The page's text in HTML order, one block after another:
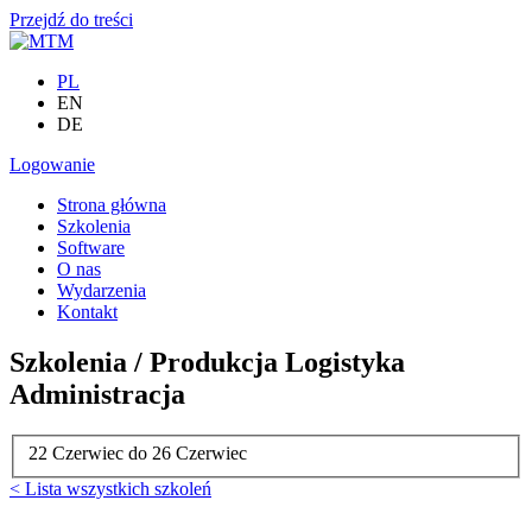
Przejdź do treści
PL
EN
DE
Logowanie
Strona główna
Szkolenia
Software
O nas
Wydarzenia
Kontakt
Szkolenia / Produkcja Logistyka
Administracja
22 Czerwiec do 26 Czerwiec
< Lista wszystkich szkoleń